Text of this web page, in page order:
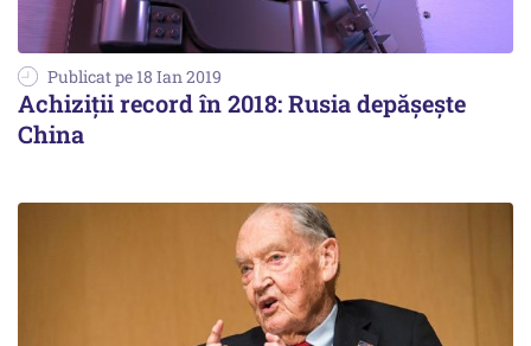
Publicat pe 18 Ian 2019
Achiziţii record în 2018: Rusia depăşeşte
China